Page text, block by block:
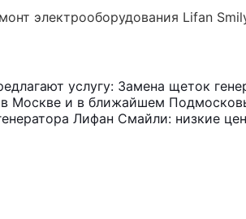
электрооборудования Lifan
услугу: Замена щеток
Москве и в ближайшем
Лифан Смайли: низкие